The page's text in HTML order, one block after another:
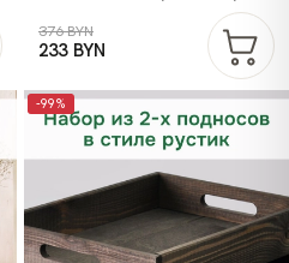
толщина 24 мм, в натуральной
отделке
376 BYN
233 BYN
-99%